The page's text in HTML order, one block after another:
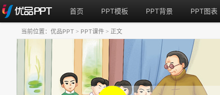
首页 PPT模板 PPT背景 PPT图表
当前位置： 优品PPT > PPT课件 > 正文